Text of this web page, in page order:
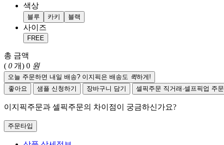
색상
블루 카키 블랙
사이즈
FREE
총 금액
( 0 개) 0 원
오늘 주문하면 내일 배송? 이지픽은 배송도 퀵하게!
좋아요
샘플 신청하기 장바구니 담기 셀픽주문 직거래·셀프픽업 주문
이지픽주문과 셀픽주문의 차이점이 궁금하신가요?
주문타입